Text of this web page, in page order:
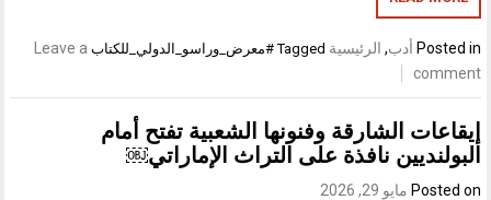
Posted in أدب, الرئيسية Tagged #معرض_وراسو_الدولي_للكتاب Leave a
comment
إيقاعات الشارقة وفنونها الشعبية تفتح أمام
البولنديين نافذة على التراث الإماراتي￼
Posted on مايو 29, 2026